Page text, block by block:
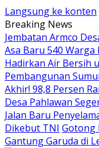
Langsung ke konten
Breaking News
Jembatan Armco
Asa Baru 540 Warga
Hadirkan Air Bersih
Pembangunan
Akhir! 98,8 Persen
Desa Pahlawan
Jalan Baru
Dikebut TNI Gotong
Gantung Garuda di